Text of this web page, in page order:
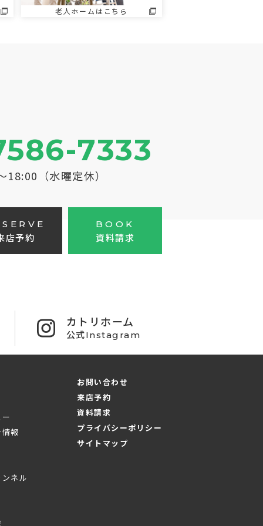
老人ホームはこちら
7333
（水曜定休）
店予約
BOOK
資料請求
カトリホーム
公式Instagram
報
ネル
お問い合わせ
来店予約
資料請求
プライバシーポリシー
サイトマップ